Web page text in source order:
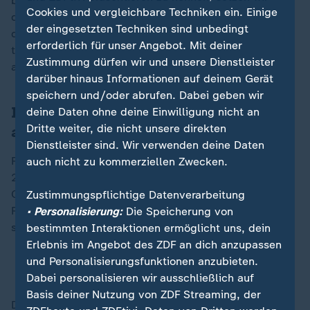
dennoch. Kritiker sehen in dem Vorgehen den Versuch
der Regierung, einen gefährlichen Konkurrenten des
türkischen PräsidentenRecep Tayyip Erdogan
auszuschalten.
Imamoglu ist Erdogans
aussichtsreichster Rivale
Regulär finden die nächsten Präsidentschaftswahlen
2028 statt. Umfragen sagten Imamoglu bisher gute
Chancen gegen den seit 2003 abwechselnd als
Regierungschef oder Präsident an der Staatsspitze
stehenden Erdogan voraus.
Imamoglu: Reaktionen der türkischen Community
Die CHP spricht im Zusammenhang mit den
Cookies und vergleichbare Techniken ein. Einige
der eingesetzten Techniken sind unbedingt
erforderlich für unser Angebot. Mit deiner
Zustimmung dürfen wir und unsere Dienstleister
darüber hinaus Informationen auf deinem Gerät
speichern und/oder abrufen. Dabei geben wir
deine Daten ohne deine Einwilligung nicht an
Dritte weiter, die nicht unsere direkten
Dienstleister sind. Wir verwenden deine Daten
auch nicht zu kommerziellen Zwecken.
Zustimmungspflichtige Datenverarbeitung
• Personalisierung:Die Speicherung von
bestimmten Interaktionen ermöglicht uns, dein
Erlebnis im Angebot des ZDF an dich anzupassen
und Personalisierungsfunktionen anzubieten.
Dabei personalisieren wir ausschließlich auf
Basis deiner Nutzung von ZDF Streaming, der